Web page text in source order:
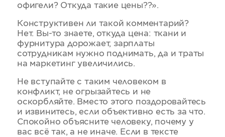
офигели? Откуда такие цены??».
Конструктивен ли такой комментарий?
Нет. Вы-то знаете, откуда цена: ткани и
фурнитура дорожает, зарплаты
сотрудникам нужно поднимать, да и траты
на маркетинг увеличились.
Не вступайте с таким человеком в
конфликт, не огрызайтесь и не
оскорбляйте. Вместо этого поздоровайтесь
и извинитесь, если объективно есть за что.
Спокойно объясните человеку, почему у
вас всё так, а не иначе. Если в тексте